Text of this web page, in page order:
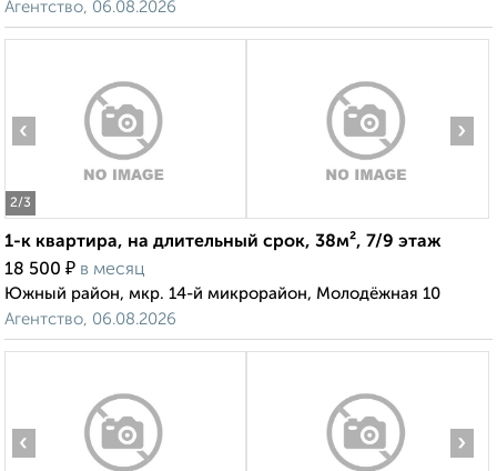
Агентство, 06.08.2026
2/3
‹ ›
1-к квартира, на длительный срок, 38м², 7/9 этаж
18 500 ₽ в месяц
Южный район, мкр. 14-й микрорайон, Молодёжная 10
Агентство, 06.08.2026
‹ ›